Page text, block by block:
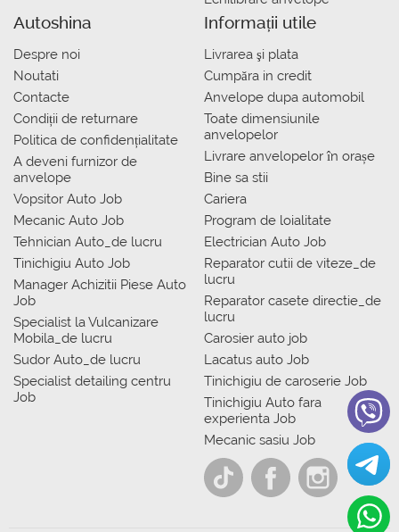
Autoshina
Despre noi
Noutati
Contacte
Condiții de returnare
Politica de confidențialitate
A deveni furnizor de
anvelope
Vopsitor Auto Job
Mecanic Auto Job
Tehnician Auto_de lucru
Tinichigiu Auto Job
Manager Achizitii Piese Auto
Job
Specialist la Vulcanizare
Mobila_de lucru
Sudor Auto_de lucru
Specialist detailing centru
Job
Informații utile
Livrarea şi plata
Сumpăra in credit
Anvelope dupa automobil
Toate dimensiunile
anvelopelor
Livrare anvelopelor în orașe
Bine sa stii
Cariera
Program de loialitate
Electrician Auto Job
Reparator cutii de viteze_de
lucru
Reparator casete directie_de
lucru
Carosier auto job
Lacatus auto Job
Tinichigiu de caroserie Job
Tinichigiu Auto fara
experienta Job
Mecanic sasiu Job